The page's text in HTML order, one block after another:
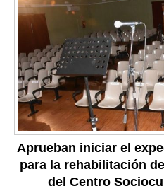
Aprueban iniciar el
para la rehabilitación
del Centro